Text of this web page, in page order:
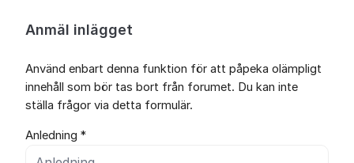
Anmäl inlägget
Använd enbart denna funktion för att påpeka olämpligt
innehåll som bör tas bort från forumet. Du kan inte
ställa frågor via detta formulär.
Anledning *